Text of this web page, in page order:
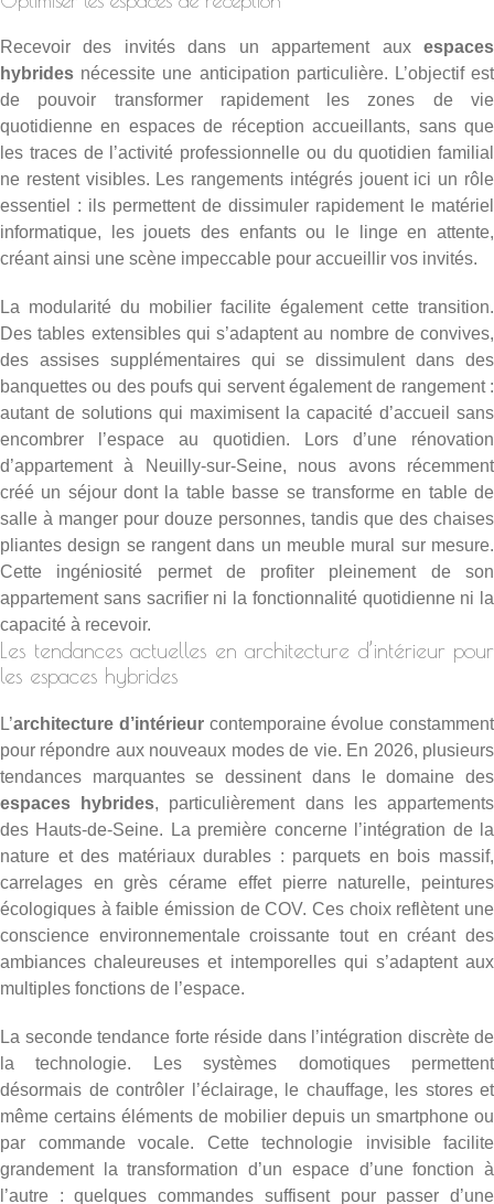
Recevoir des invités dans un appartement aux espaces
hybrides nécessite une anticipation particulière. L’objectif est
de pouvoir transformer rapidement les zones de vie
quotidienne en espaces de réception accueillants, sans que
les traces de l’activité professionnelle ou du quotidien familial
ne restent visibles. Les rangements intégrés jouent ici un rôle
essentiel : ils permettent de dissimuler rapidement le matériel
informatique, les jouets des enfants ou le linge en attente,
créant ainsi une scène impeccable pour accueillir vos invités.
La modularité du mobilier facilite également cette transition.
Des tables extensibles qui s’adaptent au nombre de convives,
des assises supplémentaires qui se dissimulent dans des
banquettes ou des poufs qui servent également de rangement :
autant de solutions qui maximisent la capacité d’accueil sans
encombrer l’espace au quotidien. Lors d’une rénovation
d’appartement à Neuilly-sur-Seine, nous avons récemment
créé un séjour dont la table basse se transforme en table de
salle à manger pour douze personnes, tandis que des chaises
pliantes design se rangent dans un meuble mural sur mesure.
Cette ingéniosité permet de profiter pleinement de son
appartement sans sacrifier ni la fonctionnalité quotidienne ni la
capacité à recevoir.
Les tendances actuelles en architecture d’intérieur pour
les espaces hybrides
L’architecture d’intérieurcontemporaine évolue constamment
pour répondre aux nouveaux modes de vie. En 2026, plusieurs
tendances marquantes se dessinent dans le domaine des
espaces hybrides, particulièrement dans les appartements
des Hauts-de-Seine. La première concerne l’intégration de la
nature et des matériaux durables : parquets en bois massif,
carrelages en grès cérame effet pierre naturelle, peintures
écologiques à faible émission de COV. Ces choix reflètent une
conscience environnementale croissante tout en créant des
ambiances chaleureuses et intemporelles qui s’adaptent aux
multiples fonctions de l’espace.
La seconde tendance forte réside dans l’intégration discrète de
la technologie. Les systèmes domotiques permettent
désormais de contrôler l’éclairage, le chauffage, les stores et
même certains éléments de mobilier depuis un smartphone ou
par commande vocale. Cette technologie invisible facilite
grandement la transformation d’un espace d’une fonction à
l’autre : quelques commandes suffisent pour passer d’une